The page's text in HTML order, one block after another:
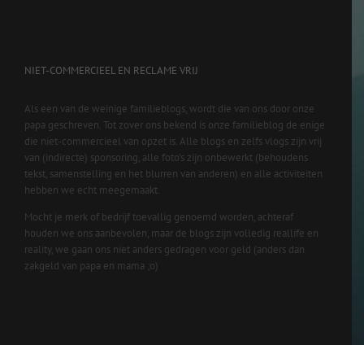
NIET-COMMERCIEEL EN RECLAME VRIJ
Als een van de weinige familieblogs, wordt die van ons door onze
papa geschreven. Tot zover ons bekend is onze familieblog de enige
die niet-commercieel van opzet is. Alle blogs en zelfs vlogs zijn vrij
van (indirecte) sponsoring, alle foto’s zijn onbewerkt (behoudens
tekst, samenstelling en het blurren van anderen) en alle activiteiten
hebben we echt meegemaakt.
Mocht je merk of bedrijf toevallig genoemd worden, achteraf
houden we ons aanbevolen, maar de blogs zijn volledig reallife en
reality, we gaan ons niet anders gedragen voor geld (anders dan
zakgeld van papa en mama ;o)